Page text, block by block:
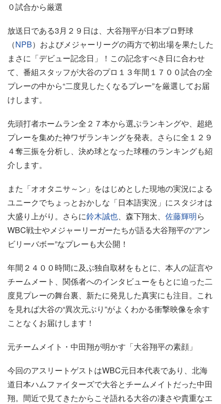
０試合から厳選
放送日である3月２９日は、大谷翔平が日本プロ野球
（NPB）およびメジャーリーグの両方で初出場を果たした
まさに「デビュー記念日」！この記念すべき日に合わせ
て、番組スタッフが大谷のプロ１３年間１７００試合の全
プレーの中から“二度見したくなるプレー”を厳選してお届
けします。
先頭打者ホームラン全２７本から選ぶランキングや、超絶
プレーを集めた神ワザランキングを発表。さらに全１２９
４奪三振を分析し、決め球となった球種のランキングも紹
介します。
また「オオタニサ～ン」をはじめとした現地の実況による
ユニークでちょっとおかしな「日本語実況」にスタジオは
大盛り上がり。さらに鈴木誠也、森下翔太、 佐藤輝明ら
WBC戦士やメジャーリーガーたちが語る大谷翔平の“アン
ビリーバボー”なプレーも大公開！
年間２４００時間に及ぶ独自取材をもとに、本人の証言や
チームメート、関係者へのインタビューをもとに迫った二
度見プレーの舞台裏、新たに発見した真実にも注目。これ
を見れば大谷の“異次元ぶり”がよくわかる衝撃映像を余す
ことなくお届けします！
元チームメイト・中田翔が明かす「大谷翔平の素顔」
今回のアスリートゲストはWBC元日本代表であり、北海
道日本ハムファイターズで大谷とチームメイトだった中田
翔。間近で見てきたからこそ語れる大谷の凄さや貴重なエ